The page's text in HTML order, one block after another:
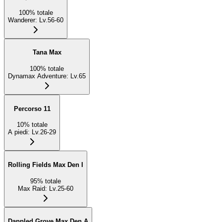
100% totale
Wanderer: Lv.56-60
Tana Max
100% totale
Dynamax Adventure: Lv.65
Percorso 11
10% totale
A piedi: Lv.26-29
Rolling Fields Max Den I
95% totale
Max Raid: Lv.25-60